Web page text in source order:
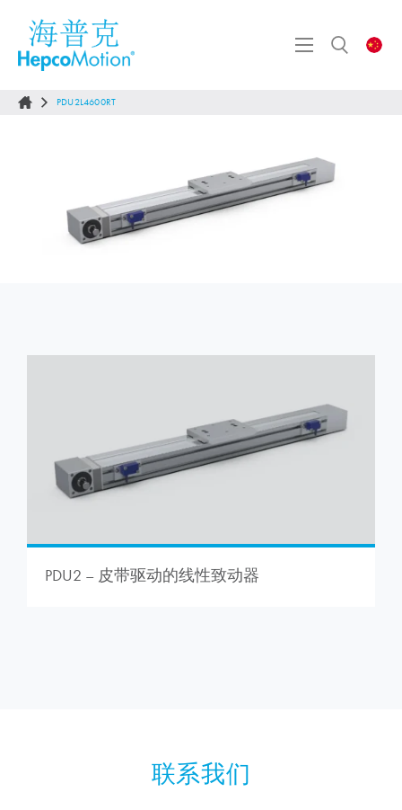
PDU2L4600RT
PDU2 – 皮带驱动的线性致动器